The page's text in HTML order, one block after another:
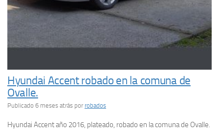
Hyundai Accent robado en la comuna de
Ovalle.
Publicado 6 meses atrás por robados
Hyundai Accent año 2016, plateado, robado en la comuna de Ovalle.